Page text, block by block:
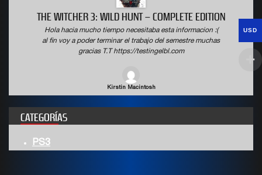
THE WITCHER 3: WILD HUNT – COMPLETE EDITION
Hola hacia mucho tiempo necesitaba esta informacion :(
al fin voy a poder terminar el trabajo del semestre muchas
gracias T.T https://testingelbl.com
Kirstin Macintosh
CATEGORÍAS
PS3
USD